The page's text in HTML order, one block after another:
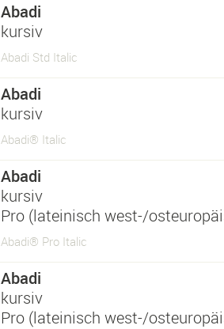
Abadi
kursiv
Abadi Std Italic
Abadi
kursiv
Abadi® Italic
Abadi
kursiv
Pro (lateinisch west-/
Abadi® Pro Italic
Abadi
kursiv
Pro (lateinisch west-/